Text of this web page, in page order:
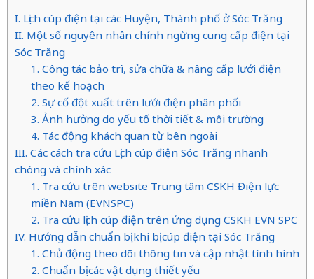
I. Lịch cúp điện tại các Huyện, Thành phố ở Sóc Trăng
II. Một số nguyên nhân chính ngừng cung cấp điện tại
Sóc Trăng
1. Công tác bảo trì, sửa chữa & nâng cấp lưới điện
theo kế hoạch
2. Sự cố đột xuất trên lưới điện phân phối
3. Ảnh hưởng do yếu tố thời tiết & môi trường
4. Tác động khách quan từ bên ngoài
III. Các cách tra cứu Lịch cúp điện Sóc Trăng nhanh
chóng và chính xác
1. Tra cứu trên website Trung tâm CSKH Điện lực
miền Nam (EVNSPC)
2. Tra cứu lịch cúp điện trên ứng dụng CSKH EVN SPC
IV. Hướng dẫn chuẩn bị khi bị cúp điện tại Sóc Trăng
1. Chủ động theo dõi thông tin và cập nhật tình hình
2. Chuẩn bị các vật dụng thiết yếu